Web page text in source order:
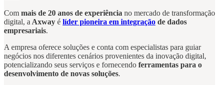
Com mais de 20 anos de experiência no mercado de transformação
digital, a Axway é líder pioneira em integração de dados
empresariais.
A empresa oferece soluções e conta com especialistas para guiar
negócios nos diferentes cenários provenientes da inovação digital,
potencializando seus serviços e fornecendo ferramentas para o
desenvolvimento de novas soluções.